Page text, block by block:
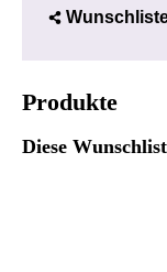
Produkte
Diese